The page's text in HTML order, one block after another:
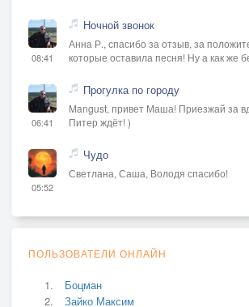
08:41
Ночной звонок
Анна Р., спасибо за отзыв, за
которые оставила песня! Ну а как же
06:41
Прогулка по городу
Mangust, привет Маша! Приезжай за
Питер ждёт! )
05:52
Чудо
Светлана, Саша, Володя спасибо!
ПОЛЬЗОВАТЕЛИ ОНЛАЙН
Боцман
Зайко Максим